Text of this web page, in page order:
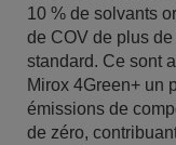
10 % de solvants
de COV de plus
standard. Ce sont
Mirox 4Green+ un
émissions de
de zéro,